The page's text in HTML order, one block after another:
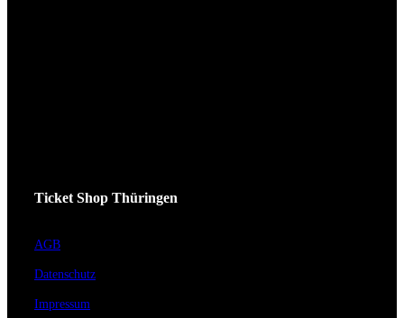
Ticket Shop Thüringen
AGB
Datenschutz
Impressum